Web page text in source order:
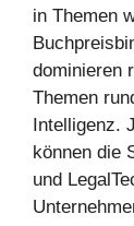
in Themen
dominieren
Themen
Intelligenz.
können die
und